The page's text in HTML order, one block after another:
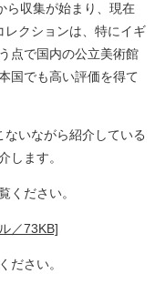
ら収集が始まり、現在
クションは、特にイギ
点で国内の公立美術館
国でも高い評価を得て
いながら紹介している
します。
ください。
／73KB]
ださい。